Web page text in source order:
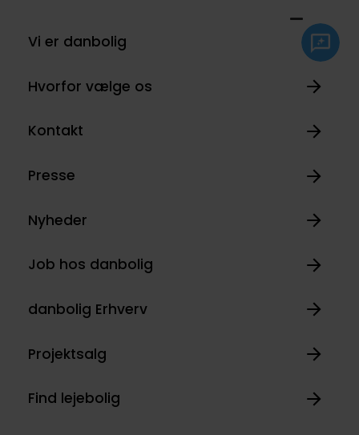
Vi er danbolig
Hvorfor vælge os
Kontakt
Presse
Nyheder
Job hos danbolig
danbolig Erhverv
Projektsalg
Find lejebolig